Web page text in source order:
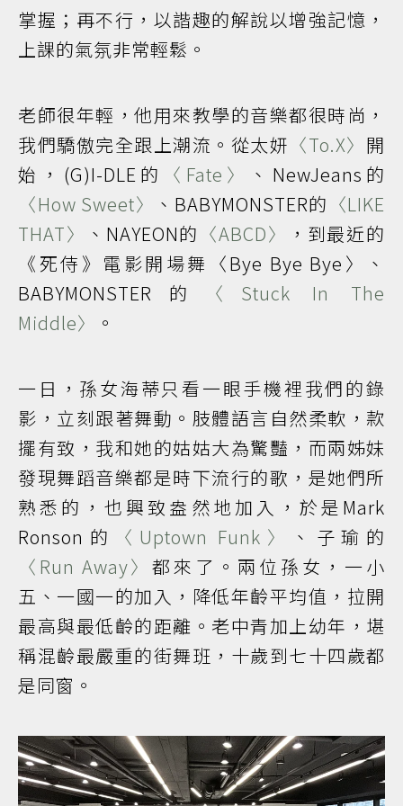
掌握；再不行，以諧趣的解說以增強記憶，
上課的氣氛非常輕鬆。
老師很年輕，他用來教學的音樂都很時尚，
我們驕傲完全跟上潮流。從太妍 〈To.X〉 開
始，(G)I-DLE的
〈Fate〉
、NewJeans的
〈How Sweet〉
、BABYMONSTER的 〈LIKE
THAT〉
、NAYEON的 〈ABCD〉
，到最近的
《死侍》電影開場舞〈Bye Bye Bye〉、
BABYMONSTER的
〈Stuck In The
Middle〉
。
一日，孫女海蒂只看一眼手機裡我們的錄
影，立刻跟著舞動。肢體語言自然柔軟，款
擺有致，我和她的姑姑大為驚豔，而兩姊妹
發現舞蹈音樂都是時下流行的歌，是她們所
熟悉的，也興致盎然地加入，於是Mark
Ronson的
〈Uptown Funk〉
、子瑜的
〈Run Away〉都來了。兩位孫女，一小
五、一國一的加入，降低年齡平均值，拉開
最高與最低齡的距離。老中青加上幼年，堪
稱混齡最嚴重的街舞班，十歲到七十四歲都
是同窗。